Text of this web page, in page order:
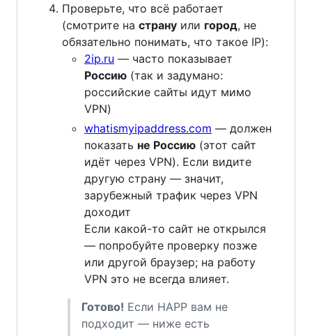
Проверьте, что всё работает
(смотрите на страну или город, не
обязательно понимать, что такое IP):
2ip.ru — часто показывает
Россию (так и задумано:
российские сайты идут мимо
VPN)
whatismyipaddress.com — должен
показать не Россию (этот сайт
идёт через VPN). Если видите
другую страну — значит,
зарубежный трафик через VPN
доходит
Если какой-то сайт не открылся
— попробуйте проверку позже
или другой браузер; на работу
VPN это не всегда влияет.
Готово! Если HAPP вам не
подходит — ниже есть